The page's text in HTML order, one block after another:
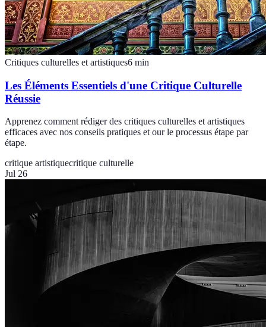
Critiques culturelles et artistiques6 min
Les Éléments Essentiels d'une Critique Culturelle
Réussie
Apprenez comment rédiger des critiques culturelles et artistiques
efficaces avec nos conseils pratiques et our le processus étape par
étape.
critique artistiquecritique culturelle
Jul 26